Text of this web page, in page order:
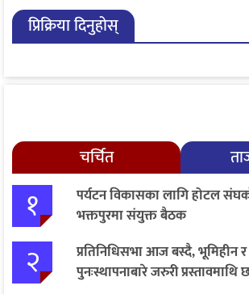
२८ मा आयोगमा दर्ता गर्ने तयारी
प्रिक्रिया दिनुहोस्
चर्चित
१
पर्यटन विकासका लागि होटल
भक्तपुरमा संयुक्त बैठक
२
प्रतिनिधिसभा आज बस्दै, भूमिहीन
पुनःस्थापनाबारे जरुरी